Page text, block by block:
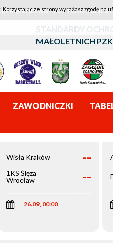
WROCŁAW - LOTTO AZS UMCS
STANDARDY
MAŁOLETNICH
ZAWODNICZKI
Wisła Kraków --
1KS Ślęza
Wrocław
--
26.09, 00:00
ze strony wyrażasz zgodę na